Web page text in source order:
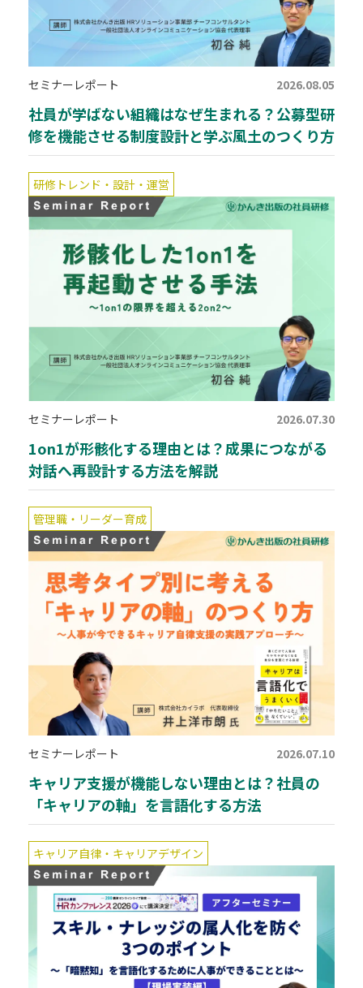
セミナーレポート 2026.08.05
社員が学ばない組織はなぜ生まれる？公募型研
修を機能させる制度設計と学ぶ風土のつくり方
研修トレンド・設計・運営
セミナーレポート 2026.07.30
1on1が形骸化する理由とは？成果につながる
対話へ再設計する方法を解説
管理職・リーダー育成
セミナーレポート 2026.07.10
キャリア支援が機能しない理由とは？社員の
「キャリアの軸」を言語化する方法
キャリア自律・キャリアデザイン